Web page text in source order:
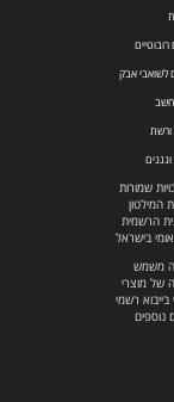
לשואבי אבק
ונגנים
שמורות
המילטון
הרשמית
בישראל
משמש
של מוצרי
בייבוא רשמי
נוספים